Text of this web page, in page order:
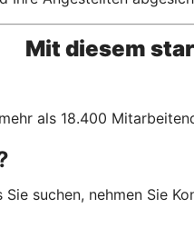
Mit diesem
als 18.400
suchen, nehmen Sie